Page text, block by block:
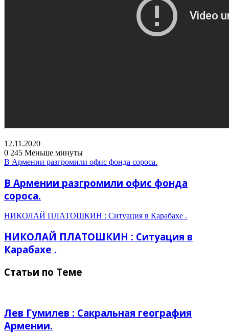
12.11.2020
0 245 Меньше минуты
В Армении разгромили офис фонда сороса.
В Армении разгромили офис фонда
сороса.
НИКОЛАЙ ПЛАТОШКИН : Ситуация в Карабахе .
НИКОЛАЙ ПЛАТОШКИН : Ситуация в
Карабахе .
Статьи по Теме
Лев Гумилев : Сакральная география
Армении.